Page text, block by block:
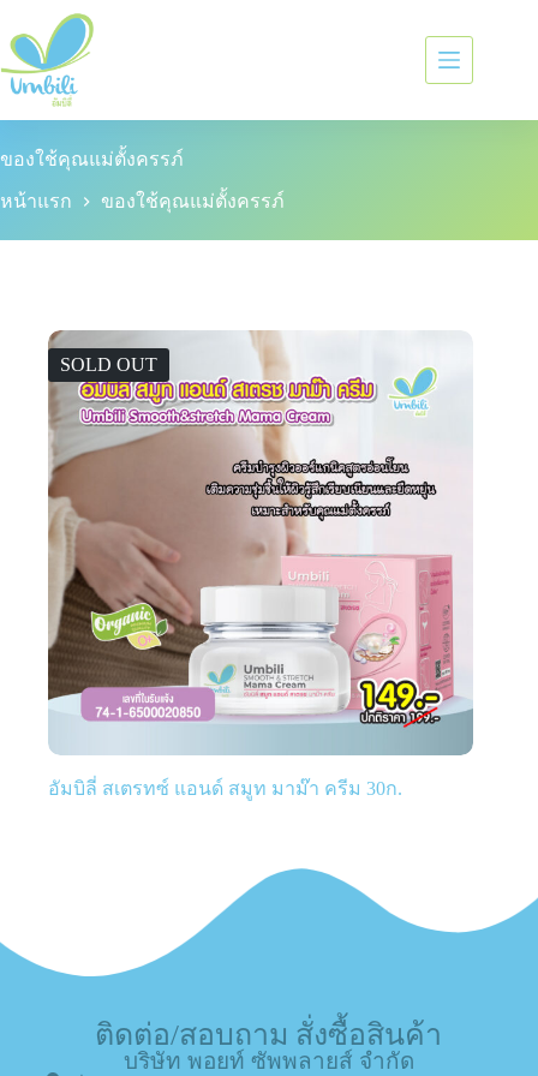
ของใช้คุณแม่ตั้งครรภ์
หน้าแรก ของใช้คุณแม่ตั้งครรภ์
SOLD OUT
อัมบิลี่ สเตรทซ์ แอนด์ สมูท มาม๊า ครีม 30ก.
ติดต่อ/สอบถาม สั่งซื้อสินค้า
บริษัท พอยท์ ซัพพลายส์ จำกัด